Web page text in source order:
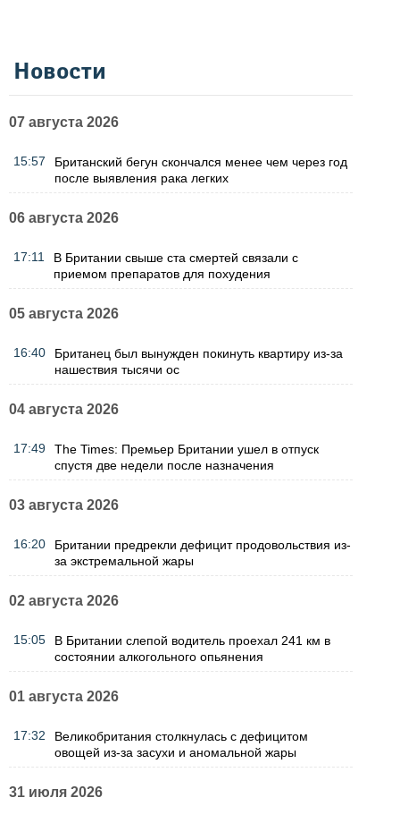
Новости
07 августа 2026
15:57
Британский бегун скончался менее чем через год
после выявления рака легких
06 августа 2026
17:11
В Британии свыше ста смертей связали с
приемом препаратов для похудения
05 августа 2026
16:40
Британец был вынужден покинуть квартиру из-за
нашествия тысячи ос
04 августа 2026
17:49
The Times: Премьер Британии ушел в отпуск
спустя две недели после назначения
03 августа 2026
16:20
Британии предрекли дефицит продовольствия из-
за экстремальной жары
02 августа 2026
15:05
В Британии слепой водитель проехал 241 км в
состоянии алкогольного опьянения
01 августа 2026
17:32
Великобритания столкнулась с дефицитом
овощей из-за засухи и аномальной жары
31 июля 2026